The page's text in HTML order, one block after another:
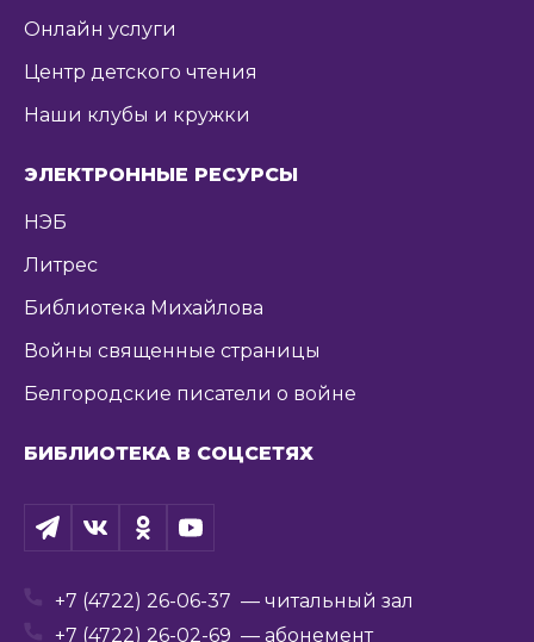
Онлайн услуги
Центр детского чтения
Наши клубы и кружки
ЭЛЕКТРОННЫЕ РЕСУРСЫ
НЭБ
Литрес
Библиотека Михайлова
Войны священные страницы
Белгородские писатели о войне
БИБЛИОТЕКА В СОЦСЕТЯХ
+7 (4722) 26-06-37 — читальный зал
+7 (4722) 26-02-69 — абонемент